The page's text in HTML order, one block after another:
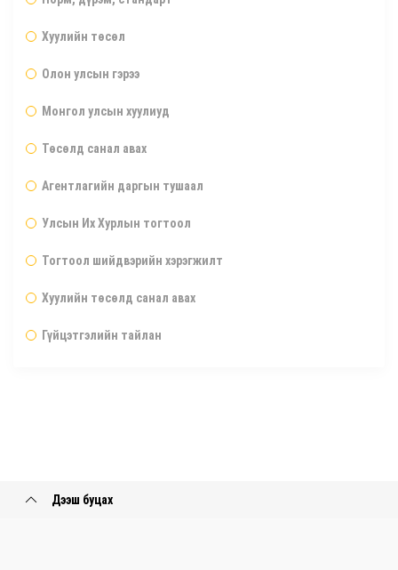
Хуулийн төсөл
Олон улсын гэрээ
Монгол улсын хуулиуд
Төсөлд санал авах
Агентлагийн даргын тушаал
Улсын Их Хурлын тогтоол
Тогтоол шийдвэрийн хэрэгжилт
Хуулийн төсөлд санал авах
Гүйцэтгэлийн тайлан
Дээш буцах